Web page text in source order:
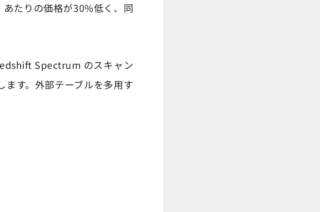
たりの価格が30%低く、同
Spectrum のスキャン
す。外部テーブルを多用す